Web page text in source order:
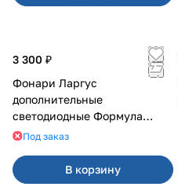
3 300 ₽
Фонари Ларгус
дополнительные
светодиодные Формула
Света
Под заказ
В корзину